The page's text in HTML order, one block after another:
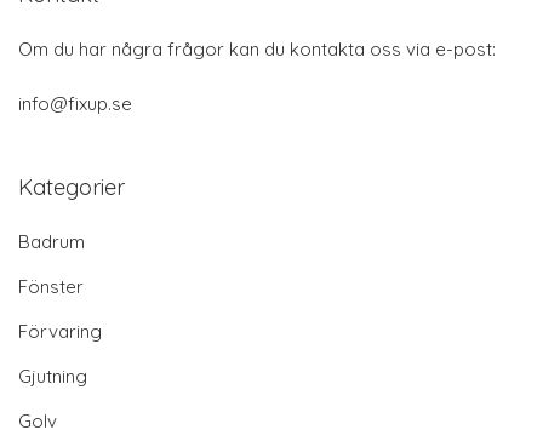
Om du har några frågor kan du kontakta oss via e-post:
info@fixup.se
Kategorier
Badrum
Fönster
Förvaring
Gjutning
Golv